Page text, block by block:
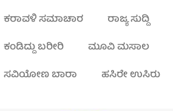
ಕರಾವಳಿ ಸಮಾಚಾರ ರಾಜ್ಯ ಸುದ್ದಿ
ಕಂಡಿದ್ದು ಬರೀರಿ
ಮೂವಿ ಮಸಾಲ
ಸವಿಯೋಣ ಬಾರಾ
ಹಸಿರೇ ಉಸಿರು